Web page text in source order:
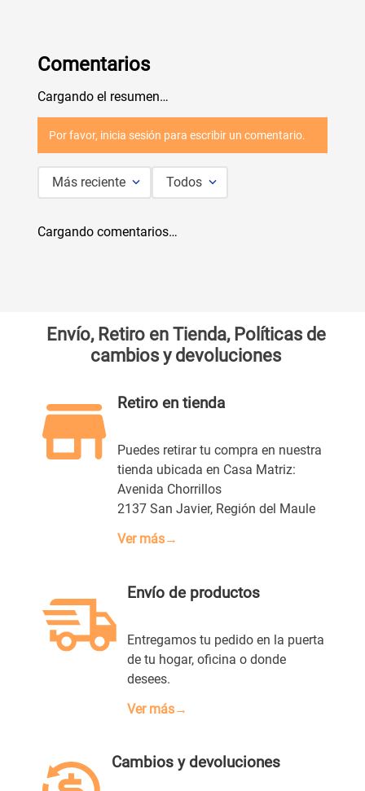
Comentarios
Cargando el resumen…
Por favor, inicia sesión para escribir un comentario.
Más reciente Todos
Cargando comentarios…
Envío, Retiro en Tienda, Políticas de
cambios y devoluciones
Retiro en tienda
Puedes retirar tu compra en nuestra
tienda ubicada en Casa Matriz:
Avenida Chorrillos
2137 San Javier, Región del Maule
Ver más→
Envío de productos
Entregamos tu pedido en la puerta
de tu hogar, oficina o donde
desees.
Ver más→
Cambios y devoluciones